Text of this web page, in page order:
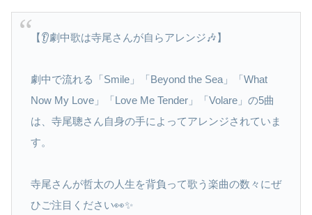
【👂劇中歌は寺尾さんが自らアレンジ🎶】
劇中で流れる「Smile」「Beyond the Sea」「What
Now My Love」「Love Me Tender」「Volare」の5曲
は、寺尾聰さん自身の手によってアレンジされていま
す。
寺尾さんが哲太の人生を背負って歌う楽曲の数々にぜ
ひご注目ください👀✨